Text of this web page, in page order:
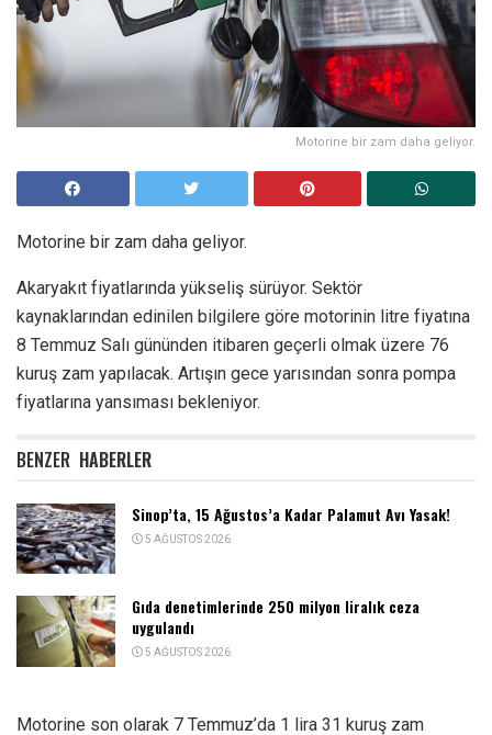
Motorine bir zam daha geliyor.
Motorine bir zam daha geliyor.
Akaryakıt fiyatlarında yükseliş sürüyor. Sektör
kaynaklarından edinilen bilgilere göre motorinin litre fiyatına
8 Temmuz Salı gününden itibaren geçerli olmak üzere 76
kuruş zam yapılacak. Artışın gece yarısından sonra pompa
fiyatlarına yansıması bekleniyor.
BENZER HABERLER
Sinop’ta, 15 Ağustos’a Kadar Palamut Avı Yasak!
5 AĞUSTOS 2026
Gıda denetimlerinde 250 milyon liralık ceza
uygulandı
5 AĞUSTOS 2026
Motorine son olarak 7 Temmuz’da 1 lira 31 kuruş zam